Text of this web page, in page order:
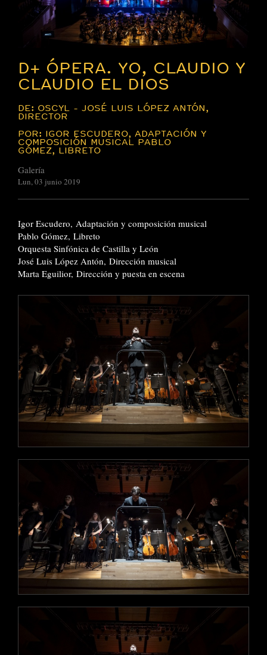
D+ ÓPERA. YO, CLAUDIO Y
CLAUDIO EL DIOS
DE: OSCYL - JOSÉ LUIS LÓPEZ ANTÓN,
DIRECTOR
POR: IGOR ESCUDERO, ADAPTACIÓN Y
COMPOSICIÓN MUSICAL PABLO
GÓMEZ, LIBRETO
Galería
Lun, 03 junio 2019
Igor Escudero, Adaptación y composición musical
Pablo Gómez, Libreto
Orquesta Sinfónica de Castilla y León
José Luis López Antón, Dirección musical
Marta Eguilior, Dirección y puesta en escena